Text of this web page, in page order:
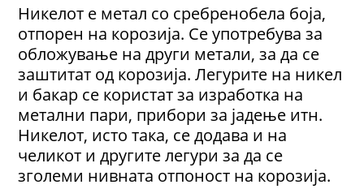
Никелот е метал со сребренобела боја,
отпорен на корозија. Се употребува за
обложување на други метали, за да се
заштитат од корозија. Легурите на никел
и бакар се користат за изработка на
метални пари, прибори за јадење итн.
Никелот, исто така, се додава и на
челикот и другите легури за да се
зголеми нивната отпоност на корозија.